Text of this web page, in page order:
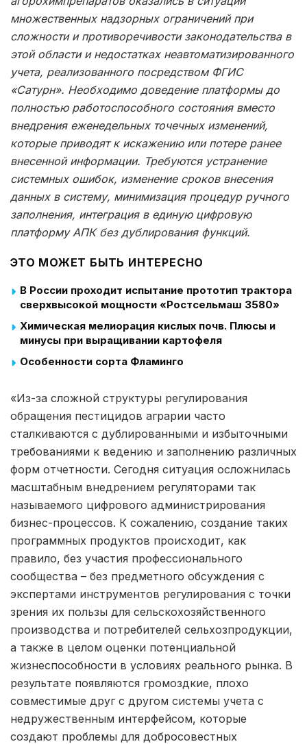
множественных надзорных ограничений при
сложности и противоречивости законодательства в
этой области и недостатках неавтоматизированного
учета, реализованного посредством ФГИС
«Сатурн». Необходимо доведение платформы до
полностью работоспособного состояния вместо
внедрения еженедельных точечных изменений,
которые приводят к искажению или потере ранее
внесенной информации. Требуются устранение
системных ошибок, изменение сроков внесения
данных в систему, минимизация процедур ручного
заполнения, интеграция в единую цифровую
платформу АПК без дублирования функций.
ЭТО МОЖЕТ БЫТЬ ИНТЕРЕСНО
В России проходит испытание прототип трактора
сверхвысокой мощности «Ростсельмаш 3580»
Химическая мелиорация кислых почв. Плюсы и
минусы при выращивании картофеля
Особенности сорта Фламинго
«Из-за сложной структуры регулирования
обращения пестицидов аграрии часто
сталкиваются с дублированными и избыточными
требованиями к ведению и заполнению различных
форм отчетности. Сегодня ситуация осложнилась
масштабным внедрением регуляторами так
называемого цифрового администрирования
бизнес-процессов. К сожалению, создание таких
программных продуктов происходит, как
правило, без участия профессионального
сообщества – без предметного обсуждения с
экспертами инструментов регулирования с точки
зрения их пользы для сельскохозяйственного
производства и потребителей сельхозпродукции,
а также в целом оценки потенциальной
жизнеспособности в условиях реального рынка. В
результате появляются громоздкие, плохо
совместимые друг с другом системы учета с
недружественным интерфейсом, которые
создают проблемы для добросовестных